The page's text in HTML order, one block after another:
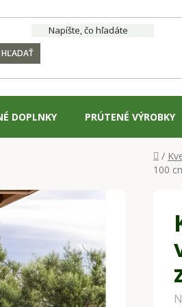
HĽADAŤ
DOPLNKY PRÚTENÉ VÝROBKY
/
100